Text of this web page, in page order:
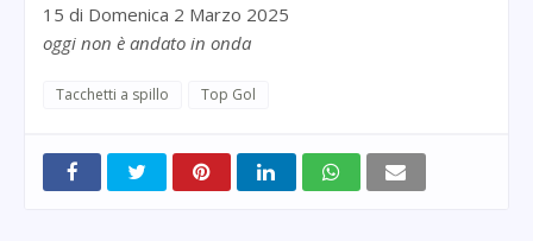
15 di Domenica 2 Marzo 2025
oggi non è andato in onda
Tacchetti a spillo Top Gol